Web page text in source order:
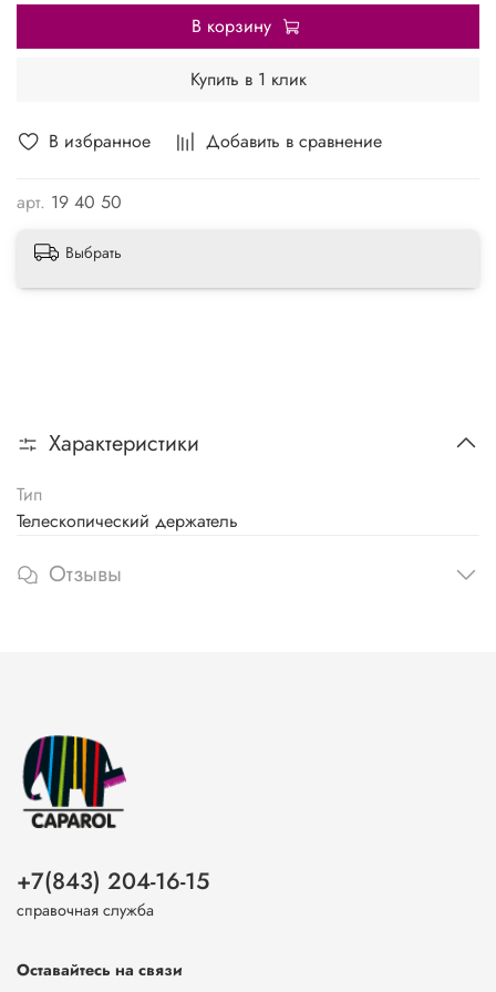
В избранное Добавить в сравнение
арт. 19 40 50
В корзину
Купить в 1 клик
Выбрать
Характеристики
Тип
Телескопический держатель
Отзывы
+7(843) 204-16-15
справочная служба
Оставайтесь на связи